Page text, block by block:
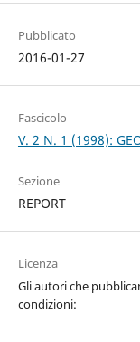
Pubblicato
2016-01-27
Fascicolo
V. 2 N. 1 (1998):
Sezione
REPORT
Licenza
Gli autori che
condizioni: